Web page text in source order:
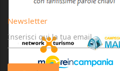
Newsletter